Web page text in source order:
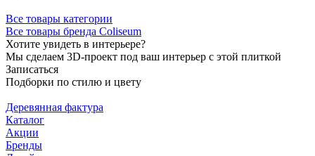
Все товары категории
Все товары бренда Coliseum
Хотите увидеть в интерьере?
Мы сделаем 3D-проект под ваш интерьер с этой плиткой
Записаться
Подборки по стилю и цвету
Деревянная фактура
Каталог
Акции
Бренды